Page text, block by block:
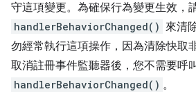
守這項變更。為確保行為變更生效，
handlerBehaviorChanged() 來清
勿經常執行這項操作，因為清除快取
取消註冊事件監聽器後，您不需要呼
handlerBehaviorChanged() 。